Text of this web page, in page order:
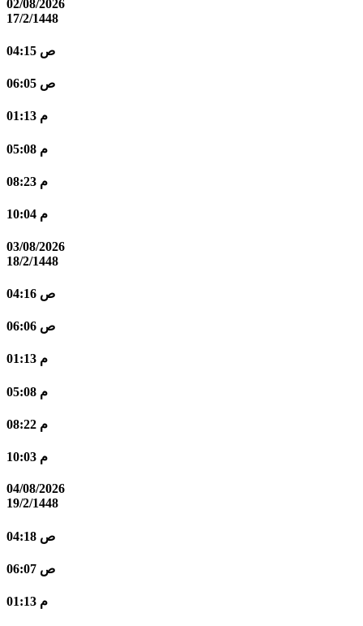
02/08/2026
17/2/1448
04:15 ص
06:05 ص
01:13 م
05:08 م
08:23 م
10:04 م
03/08/2026
18/2/1448
04:16 ص
06:06 ص
01:13 م
05:08 م
08:22 م
10:03 م
04/08/2026
19/2/1448
04:18 ص
06:07 ص
01:13 م